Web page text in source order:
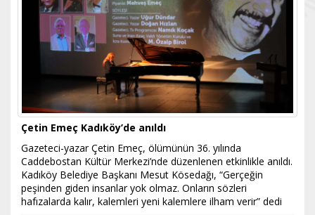
Çetin Emeç Kadıköy’de anıldı
Gazeteci-yazar Çetin Emeç, ölümünün 36. yılında
Caddebostan Kültür Merkezi’nde düzenlenen etkinlikle anıldı.
Kadıköy Belediye Başkanı Mesut Kösedağı, “Gerçeğin
peşinden giden insanlar yok olmaz. Onların sözleri
hafızalarda kalır, kalemleri yeni kalemlere ilham verir” dedi